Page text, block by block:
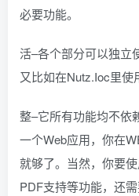
必要功能。
活–各个部分可以独立
又比如在Nutz.Ioc里使
整–它所有功能均不依
一个Web应用，你在
就够了。当然，你要
PDF支持等功能，还需